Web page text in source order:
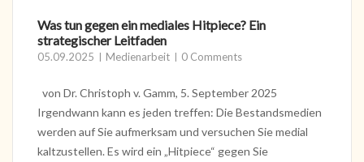
Was tun gegen ein mediales Hitpiece? Ein
strategischer Leitfaden
05.09.2025 Medienarbeit 0 Comments
von Dr. Christoph v. Gamm, 5. September 2025
Irgendwann kann es jeden treffen: Die Bestandsmedien
werden auf Sie aufmerksam und versuchen Sie medial
kaltzustellen. Es wird ein „Hitpiece“ gegen Sie